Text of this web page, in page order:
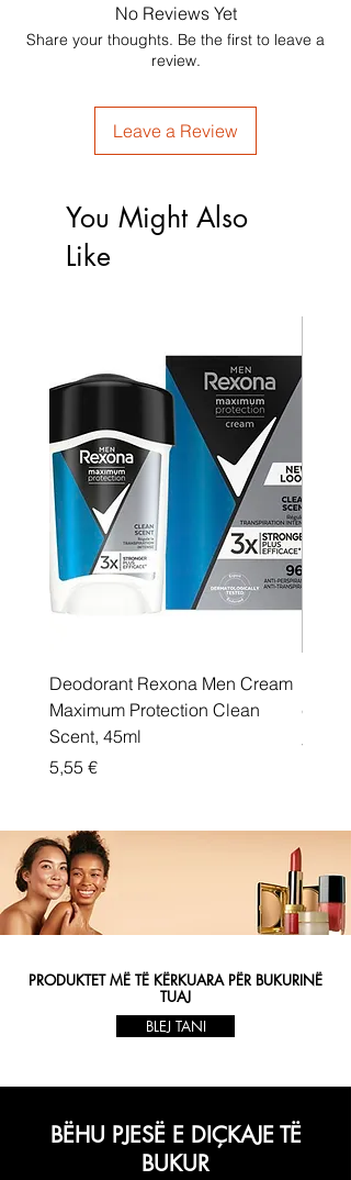
No Reviews Yet
Share your thoughts. Be the first to leave a
review.
Leave a Review
You Might Also
Like
Deodorant Rexona Men Cream
Maximum Protection Clean
Scent, 45ml
Price
5,55 €
Price
5,55 €
PRODUKTET MË TË KËRKUARA PËR BUKURINË
TUAJ
BLEJ TANI
BËHU PJESË E DIÇKAJE TË
BUKUR